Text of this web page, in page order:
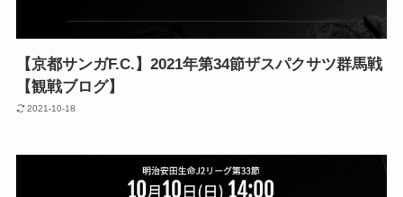
【京都サンガF.C.】2021年第34節ザスパクサツ群馬戦
【観戦ブログ】
2021-10-18